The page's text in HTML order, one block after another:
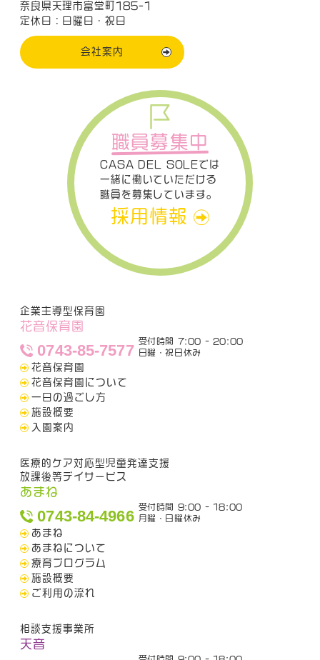
奈良県天理市富堂町185-1
定休日：日曜日・祝日
会社案内
職員募集中
CASA DEL SOLEでは
一緒に働いていただける
職員を募集しています。
採用情報
企業主導型保育園
花音保育園
0743-85-7577
受付時間 7:00 - 20:00
日曜・祝日休み
花音保育園
花音保育園について
一日の過ごし方
施設概要
入園案内
医療的ケア対応型児童発達支援
放課後等デイサービス
あまね
0743-84-4966
受付時間 9:00 - 18:00
月曜・日曜休み
あまね
あまねについて
療育プログラム
施設概要
ご利用の流れ
相談支援事業所
天音